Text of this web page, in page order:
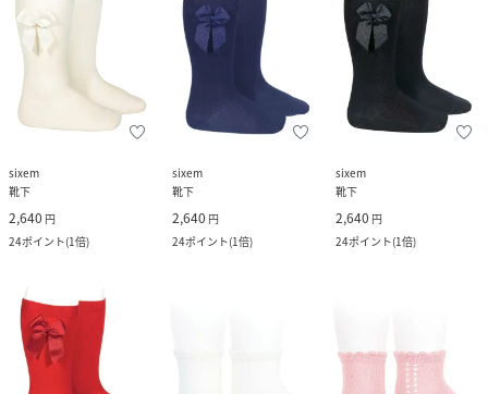
sixem
靴下
2,640 円
24ポイント(1倍)
sixem
靴下
2,640 円
24ポイント(1倍)
sixem
靴下
2,640 円
24ポイント(1倍)